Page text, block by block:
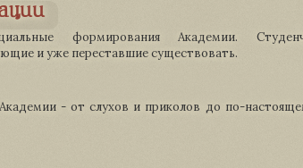
формирования Академии.
и уже переставшие существовать.
- от слухов и приколов до по-